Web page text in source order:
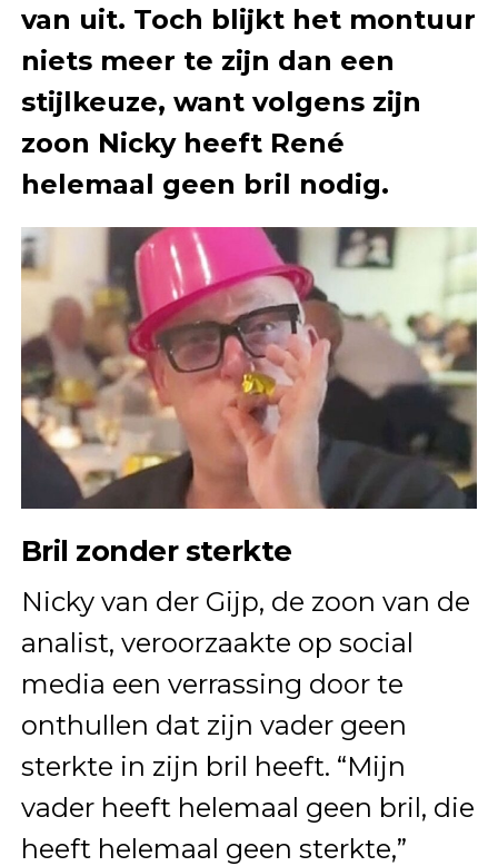
van uit. Toch blijkt het montuur
niets meer te zijn dan een
stijlkeuze, want volgens zijn
zoon Nicky heeft René
helemaal geen bril nodig.
Bril zonder sterkte
Nicky van der Gijp, de zoon van de
analist, veroorzaakte op social
media een verrassing door te
onthullen dat zijn vader geen
sterkte in zijn bril heeft. “Mijn
vader heeft helemaal geen bril, die
heeft helemaal geen sterkte,”